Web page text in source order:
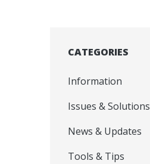
CATEGORIES
Information
Issues & Solutions
News & Updates
Tools & Tips